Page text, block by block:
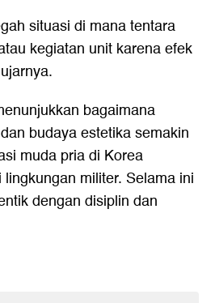
situasi di mana tentara
kegiatan unit karena efek
bagaimana
budaya estetika semakin
muda pria di Korea
militer. Selama ini
dengan disiplin dan